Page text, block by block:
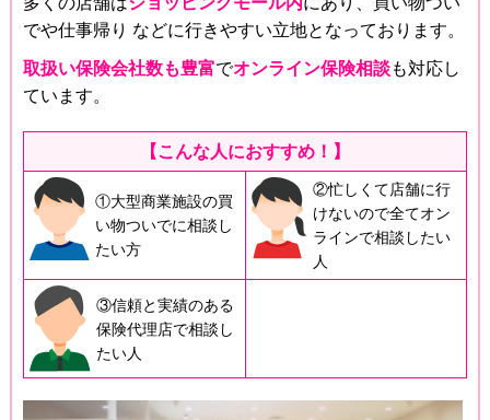
でや仕事帰り などに行きやすい立地となっております。
取扱い保険会社数も豊富でオンライン保険相談も対応し
ています。
【こんな人におすすめ！】
①大型商業施設の買
い物ついでに相談し
たい方
②忙しくて店舗に行
けないので全てオン
ラインで相談したい
人
③信頼と実績のある
保険代理店で相談し
たい人